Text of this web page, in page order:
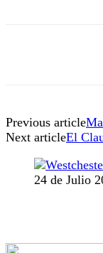
Previous article
Next articleEl
24 de Julio